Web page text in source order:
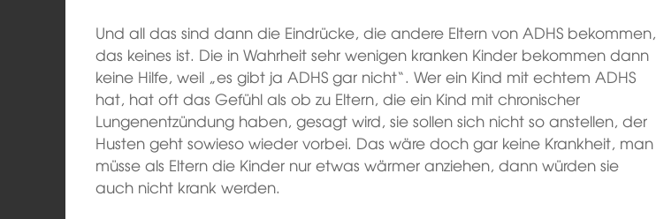
Und all das sind dann die Eindrücke, die andere Eltern von ADHS bekommen,
das keines ist. Die in Wahrheit sehr wenigen kranken Kinder bekommen dann
keine Hilfe, weil „es gibt ja ADHS gar nicht“. Wer ein Kind mit echtem ADHS
hat, hat oft das Gefühl als ob zu Eltern, die ein Kind mit chronischer
Lungenentzündung haben, gesagt wird, sie sollen sich nicht so anstellen, der
Husten geht sowieso wieder vorbei. Das wäre doch gar keine Krankheit, man
müsse als Eltern die Kinder nur etwas wärmer anziehen, dann würden sie
auch nicht krank werden.